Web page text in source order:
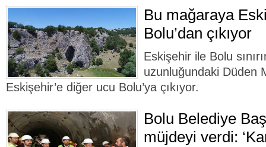
Bu mağaraya
Bolu’dan çıkıyor
Eskişehir ile Bolu
uzunluğundaki Düden
Eskişehir’e diğer ucu Bolu’ya çıkıyor.
Bolu Belediye
müjdeyi verdi: